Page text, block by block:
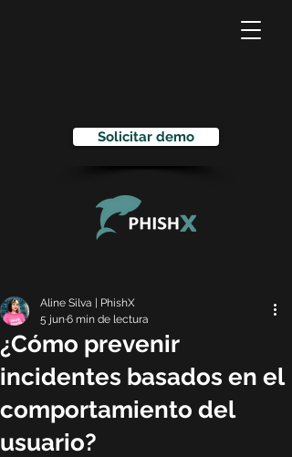
Solicitar demo
¿Cómo prevenir
incidentes basados en el
comportamiento del
usuario?
Aline Silva | PhishX
5 jun6 min de lectura